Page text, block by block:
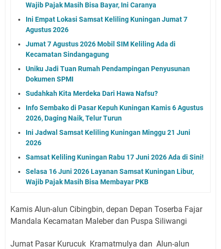
Wajib Pajak Masih Bisa Bayar, Ini Caranya
Ini Empat Lokasi Samsat Keliling Kuningan Jumat 7
Agustus 2026
Jumat 7 Agustus 2026 Mobil SIM Keliling Ada di
Kecamatan Sindangagung
Uniku Jadi Tuan Rumah Pendampingan Penyusunan
Dokumen SPMI
Sudahkah Kita Merdeka Dari Hawa Nafsu?
Info Sembako di Pasar Kepuh Kuningan Kamis 6 Agustus
2026, Daging Naik, Telur Turun
Ini Jadwal Samsat Keliling Kuningan Minggu 21 Juni
2026
Samsat Keliling Kuningan Rabu 17 Juni 2026 Ada di Sini!
Selasa 16 Juni 2026 Layanan Samsat Kuningan Libur,
Wajib Pajak Masih Bisa Membayar PKB
Kamis Alun-alun Cibingbin, depan Depan Toserba Fajar
Mandala Kecamatan Maleber dan Puspa Siliwangi
Jumat Pasar Kurucuk Kramatmulya dan Alun-alun